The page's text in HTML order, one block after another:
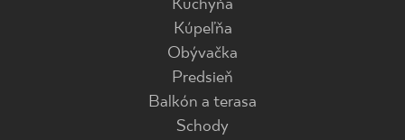
Kuchyňa
Kúpeľňa
Obývačka
Predsieň
Balkón a terasa
Schody